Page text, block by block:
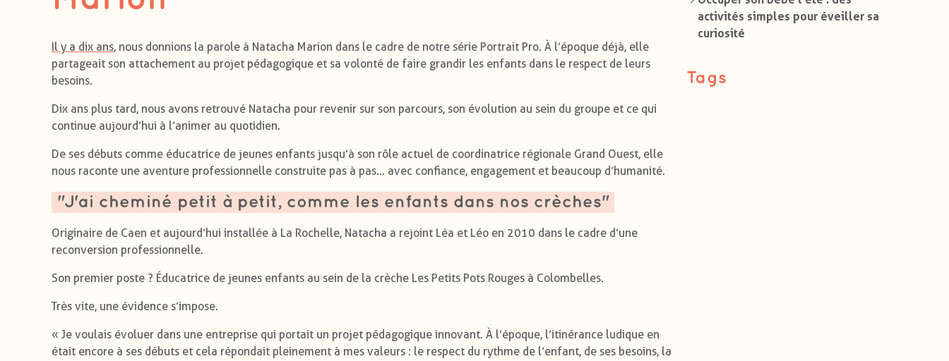
Il y a dix ans, nous donnions la parole à Natacha Marion dans le cadre de notre série Portrait Pro. À l’époque déjà, elle
partageait son attachement au projet pédagogique et sa volonté de faire grandir les enfants dans le respect de leurs
besoins.
Dix ans plus tard, nous avons retrouvé Natacha pour revenir sur son parcours, son évolution au sein du groupe et ce qui
continue aujourd’hui à l’animer au quotidien.
De ses débuts comme éducatrice de jeunes enfants jusqu’à son rôle actuel de coordinatrice régionale Grand Ouest, elle
nous raconte une aventure professionnelle construite pas à pas… avec confiance, engagement et beaucoup d’humanité.
"J'ai cheminé petit à petit, comme les enfants dans nos crèches"
Originaire de Caen et aujourd’hui installée à La Rochelle, Natacha a rejoint Léa et Léo en 2010 dans le cadre d’une
reconversion professionnelle.
Son premier poste ? Éducatrice de jeunes enfants au sein de la crèche Les Petits Pots Rouges à Colombelles.
Très vite, une évidence s’impose.
« Je voulais évoluer dans une entreprise qui portait un projet pédagogique innovant. À l’époque, l’itinérance ludique en
était encore à ses débuts et cela répondait pleinement à mes valeurs : le respect du rythme de l’enfant, de ses besoins, la
activités simples pour éveiller sa
curiosité
Tags